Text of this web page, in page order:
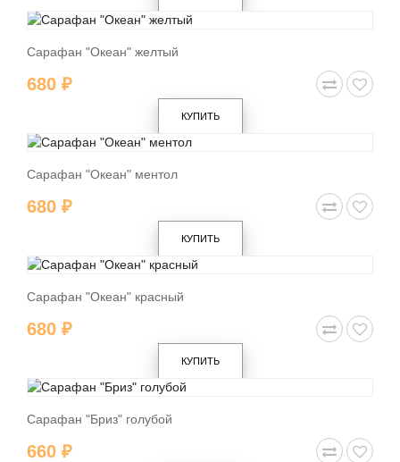
КУПИТЬ
Сарафан "Океан" желтый
680 ₽
КУПИТЬ
Сарафан "Океан" ментол
680 ₽
КУПИТЬ
Сарафан "Океан" красный
680 ₽
Сарафан "Бриз" голубой
660 ₽